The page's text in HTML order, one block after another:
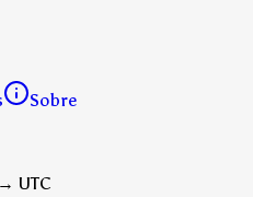
Sobre
UTC